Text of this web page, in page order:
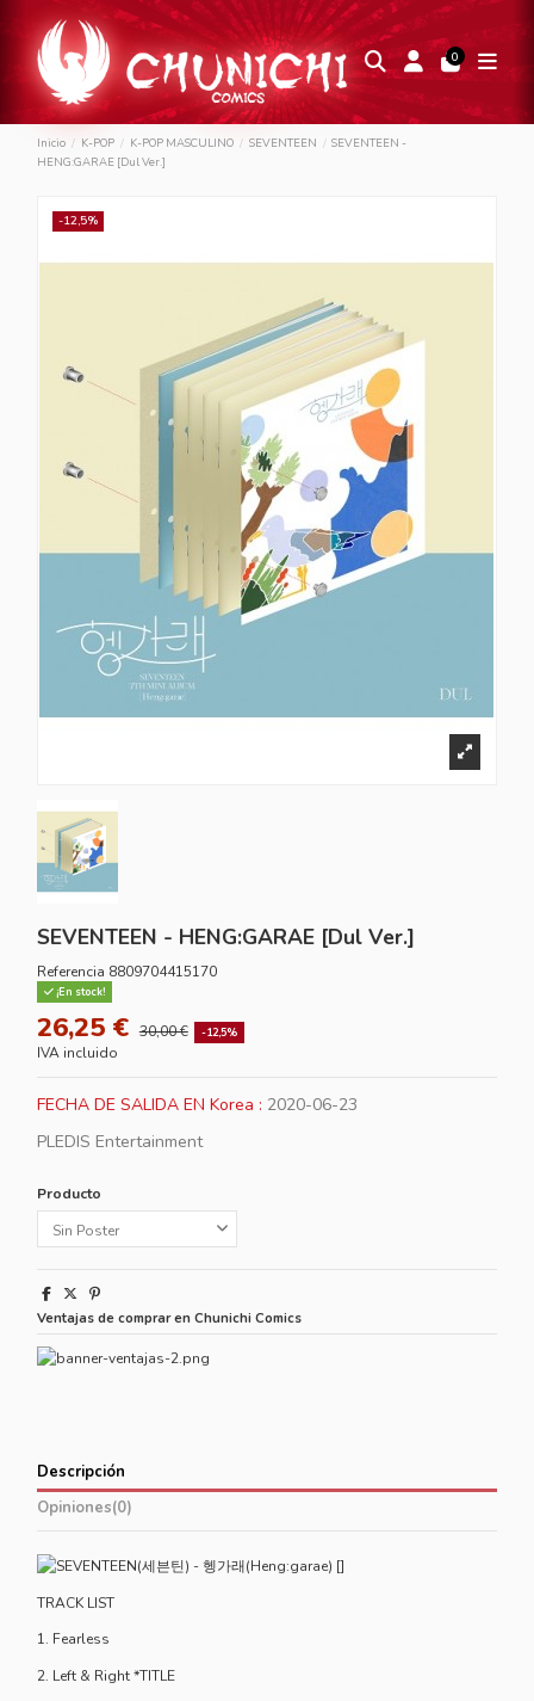
0
Inicio K-POP K-POP MASCULINO SEVENTEEN
SEVENTEEN -
HENG:GARAE [Dul Ver.]
-12,5%
SEVENTEEN - HENG:GARAE [Dul Ver.]
Referencia 8809704415170
¡En stock!
26,25 € 30,00 € -12,5%
IVA incluido
FECHA DE SALIDA EN Korea : 2020-06-23
PLEDIS Entertainment
Producto
Ventajas de comprar en Chunichi Comics
Descripción
Opiniones(0)
TRACK LIST
1. Fearless
2. Left & Right *TITLE